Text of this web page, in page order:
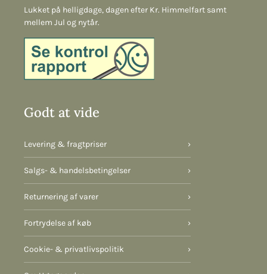
Lukket på helligdage, dagen efter Kr. Himmelfart samt
mellem Jul og nytår.
Godt at vide
Levering & fragtpriser ›
Salgs- & handelsbetingelser ›
Returnering af varer ›
Fortrydelse af køb ›
Cookie- & privatlivspolitik ›